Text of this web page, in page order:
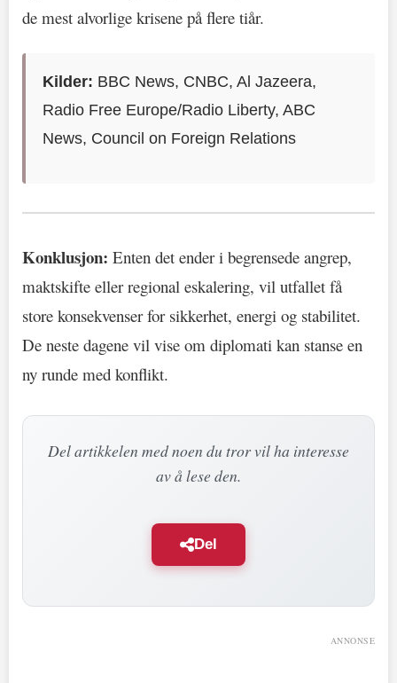
de mest alvorlige krisene på flere tiår.
Kilder: BBC News, CNBC, Al Jazeera,
Radio Free Europe/Radio Liberty, ABC
News, Council on Foreign Relations
Konklusjon: Enten det ender i begrensede angrep,
maktskifte eller regional eskalering, vil utfallet få
store konsekvenser for sikkerhet, energi og stabilitet.
De neste dagene vil vise om diplomati kan stanse en
ny runde med konflikt.
Del artikkelen med noen du tror vil ha interesse
av å lese den.
Del
ANNONSE